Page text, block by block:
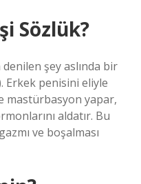
Sözlük?
şey aslında bir
Erkek penisini eliyle
mastürbasyon yapar,
aldatır. Bu
ve boşalması